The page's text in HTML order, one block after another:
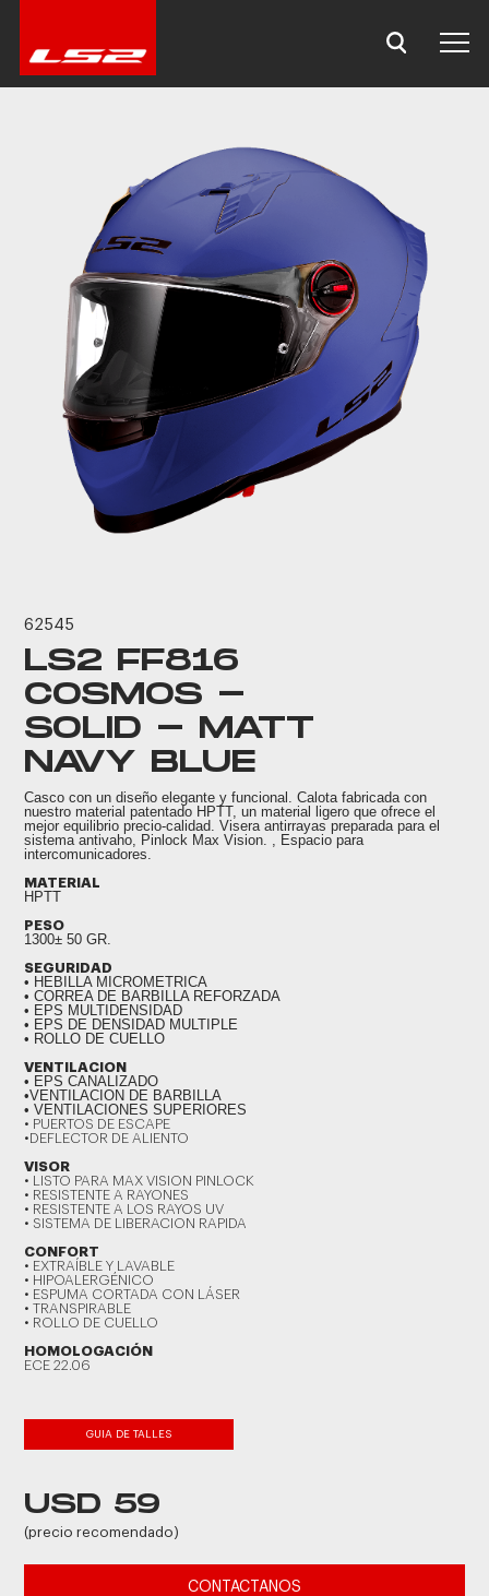
62545
LS2 FF816
COSMOS -
SOLID - MATT
NAVY BLUE
Casco con un diseño elegante y funcional. Calota fabricada con
nuestro material patentado HPTT, un material ligero que ofrece el
mejor equilibrio precio-calidad. Visera antirrayas preparada para el
sistema antivaho, Pinlock Max Vision. , Espacio para
intercomunicadores.
MATERIAL
HPTT
PESO
1300± 50 GR.
SEGURIDAD
• HEBILLA MICROMETRICA
• CORREA DE BARBILLA REFORZADA
• EPS MULTIDENSIDAD
• EPS DE DENSIDAD MULTIPLE
• ROLLO DE CUELLO
VENTILACION
• EPS CANALIZADO
•VENTILACION DE BARBILLA
• VENTILACIONES SUPERIORES
• PUERTOS DE ESCAPE
•DEFLECTOR DE ALIENTO
VISOR
• LISTO PARA MAX VISION PINLOCK
• RESISTENTE A RAYONES
• RESISTENTE A LOS RAYOS UV
• SISTEMA DE LIBERACION RAPIDA
CONFORT
• EXTRAÍBLE Y LAVABLE
• HIPOALERGÉNICO
• ESPUMA CORTADA CON LÁSER
• TRANSPIRABLE
• ROLLO DE CUELLO
HOMOLOGACIÓN
ECE 22.06
GUIA DE TALLES
USD 59
(precio recomendado)
CONTACTANOS